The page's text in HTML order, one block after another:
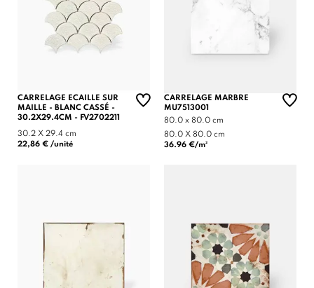
CARRELAGE ECAILLE SUR
MAILLE - BLANC CASSÉ -
30.2X29.4CM - FV2702211
30.2 X 29.4 cm
22,86 € /unité
CARRELAGE MARBRE
MU7513001
80.0 x 80.0 cm
80.0 X 80.0 cm
36.96 €/m²